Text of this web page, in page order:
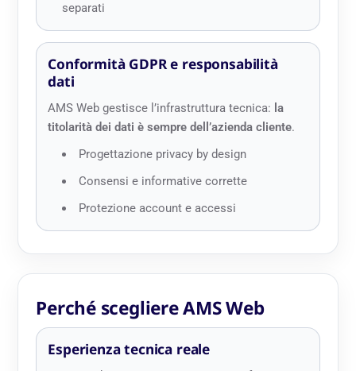
separati
Conformità GDPR e responsabilità
dati
AMS Web gestisce l’infrastruttura tecnica: la
titolarità dei dati è sempre dell’azienda cliente.
Progettazione privacy by design
Consensi e informative corrette
Protezione account e accessi
Perché scegliere AMS Web
Esperienza tecnica reale